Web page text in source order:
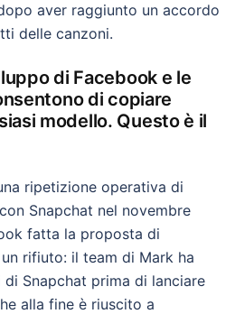
aver raggiunto un accordo
delle canzoni.
di Facebook e le
di copiare
modello. Questo è il
ripetizione operativa di
Snapchat nel novembre
fatta la proposta di
rifiuto: il team di Mark ha
Snapchat prima di lanciare
alla fine è riuscito a